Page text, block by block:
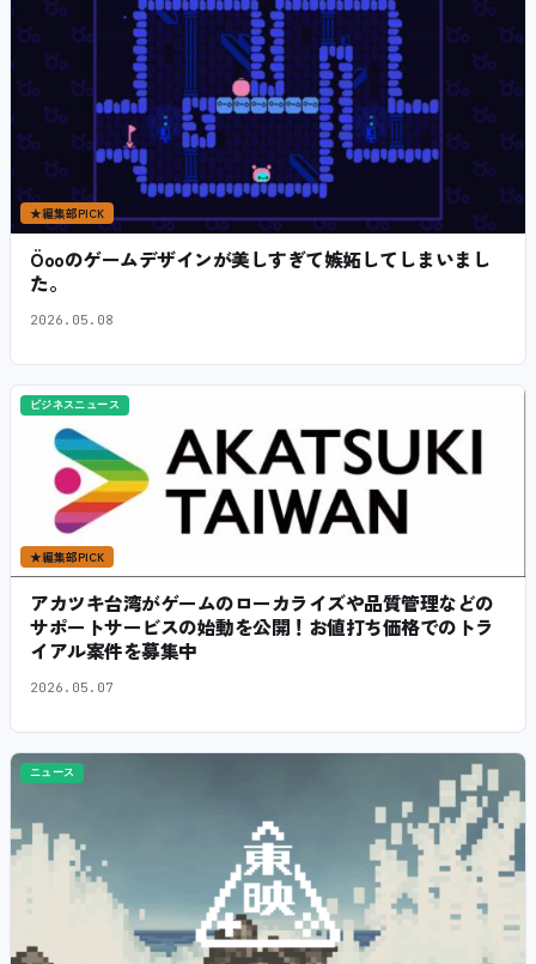
★編集部PICK
Öooのゲームデザインが美しすぎて嫉妬してしまいまし
た。
2026.05.08
ビジネスニュース
★編集部PICK
アカツキ台湾がゲームのローカライズや品質管理などの
サポートサービスの始動を公開！お値打ち価格でのトラ
イアル案件を募集中
2026.05.07
ニュース